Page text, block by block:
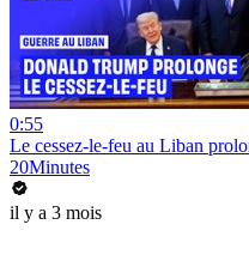
0:55
Le cessez-le-feu au Liban
20Minutes
il y a 3 mois